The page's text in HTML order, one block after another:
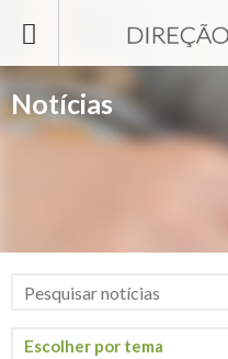
Notícias